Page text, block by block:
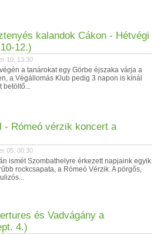
kalandok Cákon - Hétvégi
12.)
10. 13:30
a tanárokat egy Görbe éjszaka várja a
a Végállomás Klub pedig 3 napon is kínál
betöltő...
- Rómeó vérzik koncert a
05. 00:30
ismét Szombathelyre érkezett napjaink egyik
rockcsapata, a Rómeó Vérzik. A pörgős,
és Vadvágány a
4.)